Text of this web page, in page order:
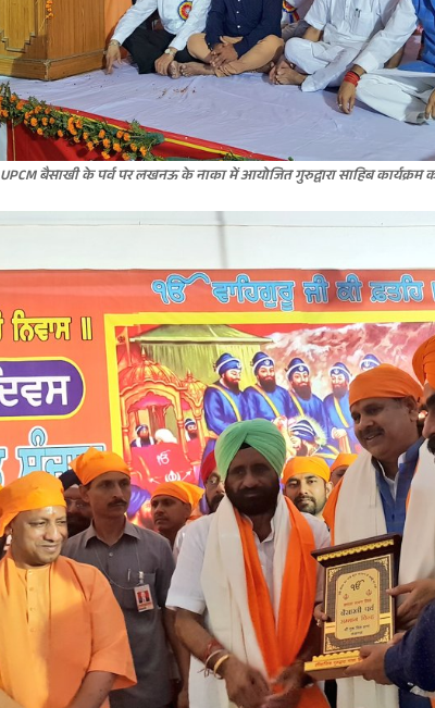
UPCM बैसाखी के पर्व पर लखनऊ के नाका में आयोजित गुरुद्वारा साहिब कार्यक्रम